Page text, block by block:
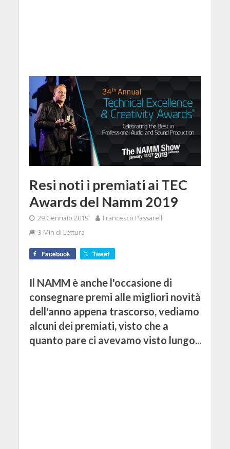
Resi noti i premiati ai TEC
Awards del Namm 2019
29 Gennaio 2019
Francesco Passarelli
3 Min di Lettura
Facebook Tweet
Il NAMM è anche l'occasione di
consegnare premi alle migliori novità
dell'anno appena trascorso, vediamo
alcuni dei premiati, visto che a
quanto pare ci avevamo visto lungo...